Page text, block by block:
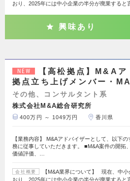
おり、2025年には中小企業の半分が廃業する
興味あり
NEW
【高松拠点】M&A
拠点立ち上げメンバー・
その他、コンサルタント系
株式会社M&A総合研究所
400万円 ～ 1049万円 香川県
【業務内容】 M&Aアドバイザーとして、以下
務に従事していただきます。 ■M&A案件の開拓
価値評価、…
会社概要
【M&A業界について】 現在、中
おり、2025年には中小企業の半分が廃業すると